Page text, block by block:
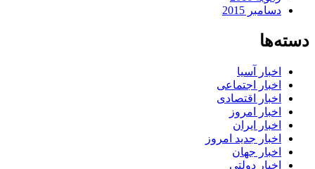
دسامبر 2015
دسته‌ها
اخبار آسیا
اخبار اجتماعی
اخبار اقتصادی
اخبار امروز
اخبار ایران
اخبار جدید امروز
اخبار جهان
اخبار دولتی